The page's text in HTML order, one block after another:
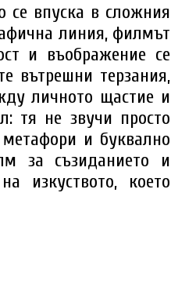
се впуска в сложния
линия, филмът
и въображение се
вътрешни терзания,
личното щастие и
тя не звучи просто
и буквално
за съзиданието и
изкуството, което